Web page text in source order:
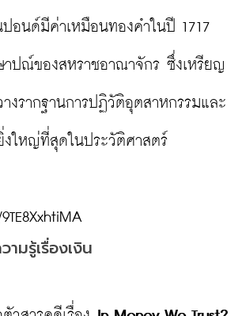
ปอนด์มีค่าเหมือนทองคำในปี 1717
าปณ์ของสหราชอาณาจักร ซึ่งเหรียญ
งรากฐานการปฏิวัติอุตสาหกรรมและ
งใหญ่ที่สุดในประวัติศาสตร์
มรู้เรื่องเงิน